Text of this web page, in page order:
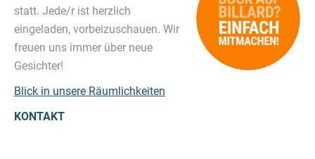
statt. Jede/r ist herzlich
eingeladen, vorbeizuschauen. Wir
freuen uns immer über neue
Gesichter!
Blick in unsere Räumlichkeiten
KONTAKT